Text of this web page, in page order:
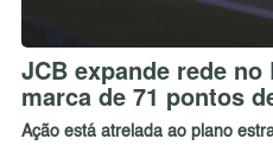
JCB expande rede
marca de 71 pontos
Ação está atrelada ao plano